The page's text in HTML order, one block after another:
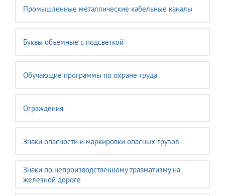
Промышленные металлические кабельные каналы
Буквы объёмные с подсветкой
Обучающие программы по охране труда
Ограждения
Знаки опасности и маркировки опасных грузов
Знаки по непроизводственному травматизму на
железной дороге